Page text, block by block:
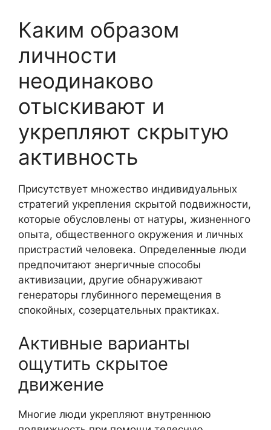
Каким образом
личности
неодинаково
отыскивают и
укрепляют скрытую
активность
Присутствует множество индивидуальных
стратегий укрепления скрытой подвижности,
которые обусловлены от натуры, жизненного
опыта, общественного окружения и личных
пристрастий человека. Определенные люди
предпочитают энергичные способы
активизации, другие обнаруживают
генераторы глубинного перемещения в
спокойных, созерцательных практиках.
Активные варианты
ощутить скрытое
движение
Многие люди укрепляют внутреннюю